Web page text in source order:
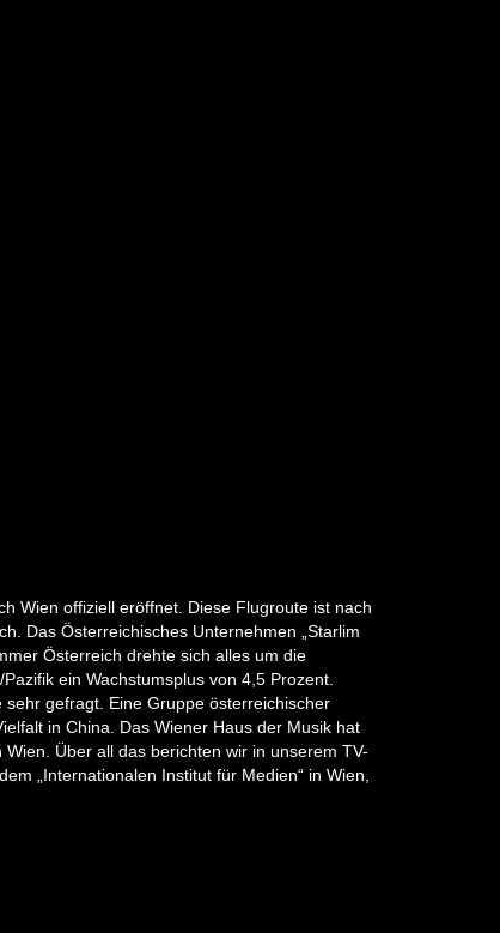
Wien offiziell eröffnet. Diese Flugroute ist nach
Das Österreichisches Unternehmen „Starlim
Österreich drehte sich alles um die
ein Wachstumsplus von 4,5 Prozent.
gefragt. Eine Gruppe österreichischer
in China. Das Wiener Haus der Musik hat
Über all das berichten wir in unserem TV-
„Internationalen Institut für Medien“ in Wien,